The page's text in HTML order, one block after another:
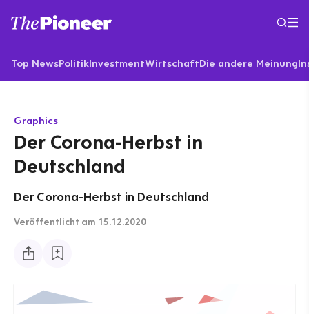
Top NewsPolitikInvestmentWirtschaftDie andere Meinung
Graphics
Der Corona-Herbst in
Deutschland
Der Corona-Herbst in Deutschland
Veröffentlicht am 15.12.2020